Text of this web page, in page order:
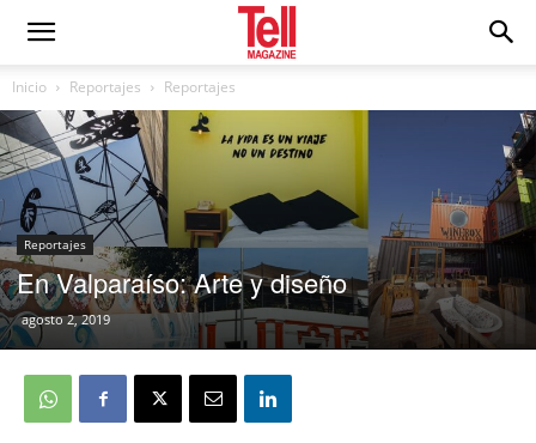
Inicio Reportajes Reportajes
Reportajes
En Valparaíso: Arte y diseño
agosto 2, 2019